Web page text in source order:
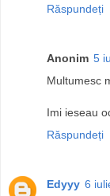
Răspundeți
Anonim 5
Multumesc
Imi ieseau
Răspundeți
Edyyy 6